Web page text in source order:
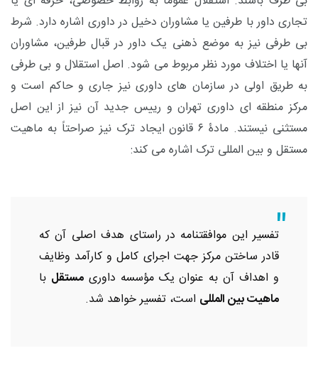
تجاری داور با طرفین یا مشاوران دخیل در داوری اشاره دارد. شرط
بی طرفی نیز به موضع ذهنی یک داور در قبال طرفین، مشاوران
آنها یا اختلاف مورد نظر مربوط می شود. اصل استقلال و بی طرفی
به طریق اولی در سازمان های داوری نیز جاری و حاکم است و
مرکز منطقه ای داوری تهران و رییس جدید آن نیز از این اصل
مستثنی نیستند. مادۀ ۶ قانون ایجاد ترک نیز صراحتاً به ماهیت
مستقل و بین المللی ترک اشاره می کند:
تفسیر این موافقتنامه در راستای هدف اصلی آن که
قادر ساختن مرکز جهت اجرای کامل و کارآمد وظایف
و اهداف آن به عنوان یک مؤسسه داوریمستقل با
ماهیت بین المللی است، تفسیر خواهد شد.